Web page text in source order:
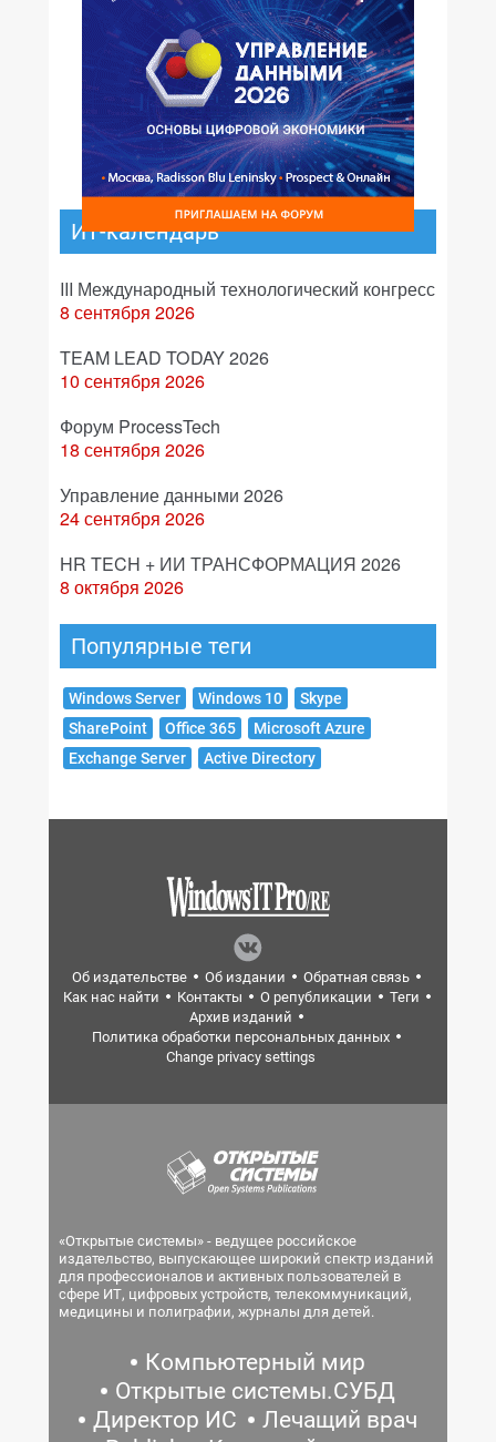
ИТ-календарь
III Международный технологический конгресс
8 сентября 2026
TEAM LEAD TODAY 2026
10 сентября 2026
Форум ProcessTech
18 сентября 2026
Управление данными 2026
24 сентября 2026
HR TECH + ИИ ТРАНСФОРМАЦИЯ 2026
8 октября 2026
Популярные теги
Windows Server Windows 10
Skype
SharePoint
Office 365
Microsoft Azure
Exchange Server
Active Directory
Об издательстве Об издании
Обратная связь
Как нас найти
Контакты О републикации
Теги
Архив изданий
Политика обработки персональных данных
Change privacy settings
«Открытые системы» - ведущее российское
издательство, выпускающее широкий спектр изданий
для профессионалов и активных пользователей в
сфере ИТ, цифровых устройств, телекоммуникаций,
медицины и полиграфии, журналы для детей.
Компьютерный мир
Открытые системы.СУБД
Директор ИС
Лечащий врач